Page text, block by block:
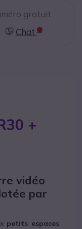
gratuit
Chat
+
vidéo
par
petits espaces